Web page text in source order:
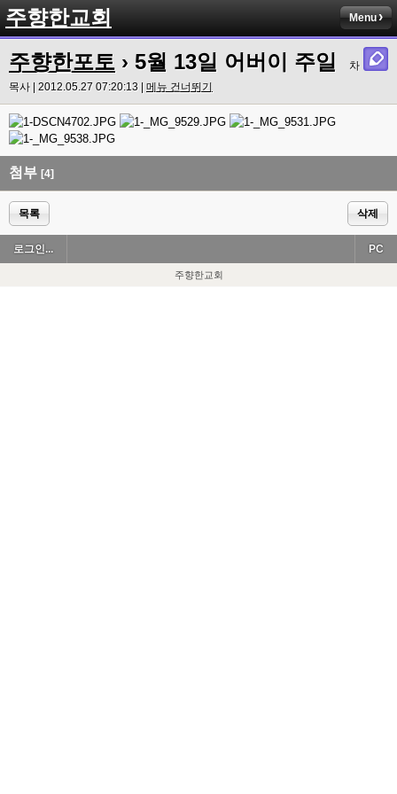
주향한교회 Menu
주향한포토 › 5월 13일 어버이 주일
차
목사 | 2012.05.27 07:20:13 | 메뉴 건너뛰기
첨부 [4]
목록 삭제
로그인... PC
주향한교회